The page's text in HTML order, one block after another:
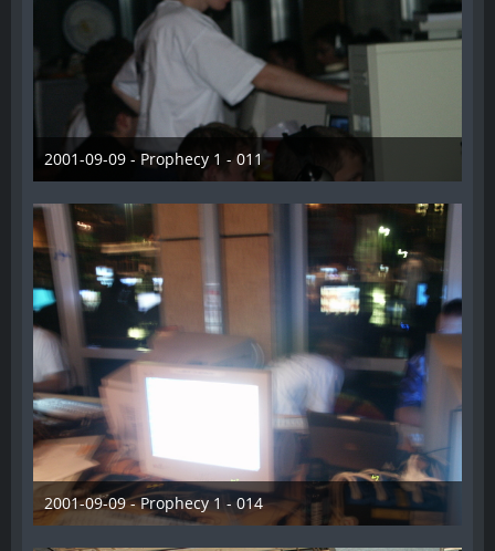
2001-09-09 - Prophecy 1 - 011
28. Dezember 2012
2001-09-09 - Prophecy 1 - 014
28. Dezember 2012